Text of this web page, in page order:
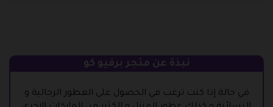
نبذة عن متجر برفيو كو
في حالة إذا كنت ترغب في الحصول على العطور الرجالية و